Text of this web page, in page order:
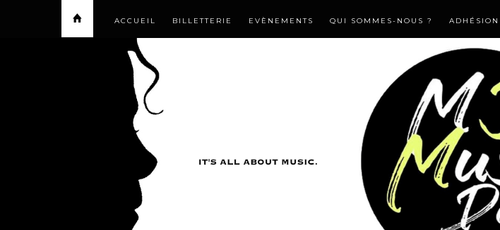
ACCUEIL BILLETTERIE EVÈNEMENTS QUI SOMMES-NOUS ? ADHÉSION